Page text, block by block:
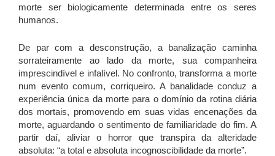
morte ser biologicamente determinada entre os seres
humanos.
De par com a desconstrução, a banalização caminha
sorrateiramente ao lado da morte, sua companheira
imprescindível e infalível. No confronto, transforma a morte
num evento comum, corriqueiro. A banalidade conduz a
experiência única da morte para o domínio da rotina diária
dos mortais, promovendo em suas vidas encenações da
morte, aguardando o sentimento de familiaridade do fim. A
partir daí, aliviar o horror que transpira da alteridade
absoluta: “a total e absoluta incognoscibilidade da morte”.